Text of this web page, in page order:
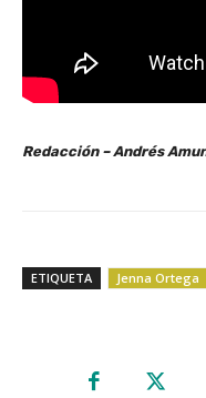
Redacción – Andrés
ETIQUETA Jenna Ortega